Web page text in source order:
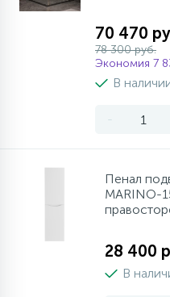
70 470
78 300 руб.
Экономия 7
В
-
Пенал
MARINO-
28 400
В